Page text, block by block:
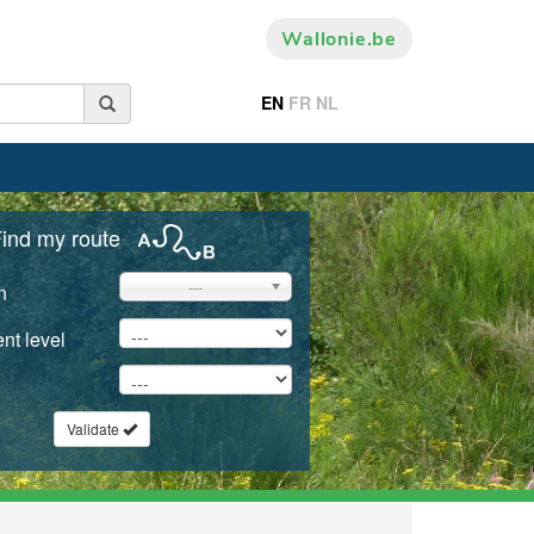
Wallonie.be
EN FR NL
my route
---
level
Validate